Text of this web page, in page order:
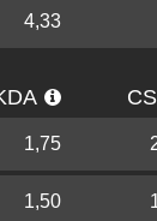
4,33
1,75
1,50